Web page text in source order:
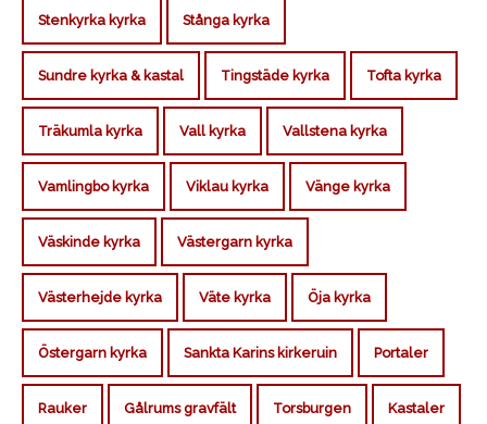
Stenkyrka kyrka Stånga kyrka
Sundre kyrka & kastal Tingstäde kyrka Tofta kyrka
Träkumla kyrka Vall kyrka Vallstena kyrka
Vamlingbo kyrka Viklau kyrka Vänge kyrka
Väskinde kyrka Västergarn kyrka
Västerhejde kyrka Väte kyrka Öja kyrka
Östergarn kyrka Sankta Karins kirkeruin Portaler
Rauker Gålrums gravfält Torsburgen Kastaler